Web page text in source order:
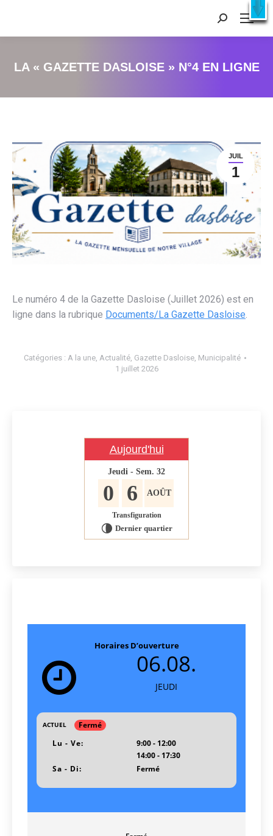
Recherche
:
LA « GAZETTE DASLOISE » N°4 EN LIGNE
JUIL
1
Le numéro 4 de la Gazette Dasloise (Juillet 2026) est en
ligne dans la rubrique Documents/La Gazette Dasloise.
Catégories : A la une, Actualité, Gazette Dasloise, Municipalité
1 juillet 2026
Aujourd'hui
Jeudi - Sem. 32
0 6 AOÛT
Transfiguration
U Dernier quartier
Horaires D’ouverture
06.08.
JEUDI
ACTUEL
Fermé
Lu - Ve:
9:00 - 12:00
14:00 - 17:30
Sa - Di:
Fermé